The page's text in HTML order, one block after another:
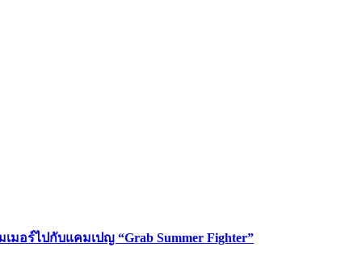
ร์ไปกับแคมเปญ “Grab Summer Fighter”